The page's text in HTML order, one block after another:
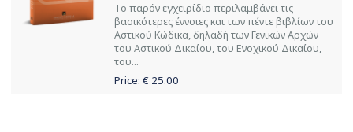
Το παρόν εγχειρίδιο περιλαμβάνει τις
βασικότερες έννοιες και των πέντε βιβλίων του
Αστικού Κώδικα, δηλαδή των Γενικών Αρχών
του Αστικού Δικαίου, του Ενοχικού Δικαίου,
του...
Price: € 25.00